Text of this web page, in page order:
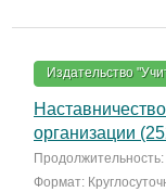
Издательство
организации
Продолжительность:
Формат: